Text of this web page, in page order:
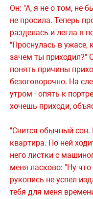
Он: "А, я не о том, не
не просила. Теперь
разделась и легла в
"Проснулась в ужасе,
зачем ты приходил?"
понять причины
безоговорочно. На
утром - опять к
хочешь приходи,
"Снится обычный сон.
квартира. По ней
него листки с
меня ласково: "Ну
рукопись не успел
тебя для меня